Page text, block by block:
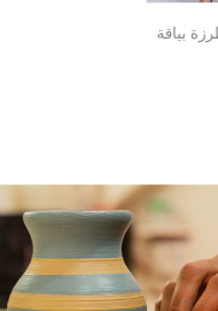
بياقة